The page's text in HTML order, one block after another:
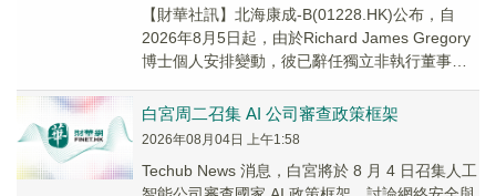
【財華社訊】北海康成-B(01228.HK)公布，自
2026年8月5日起，由於Richard James Gregory
博士個人安排變動，彼已辭任獨立非執行董事、
白宮周二召集 AI 公司審查政策框架
2026年08月04日 上午1:58
Techub News 消息，白宮將於 8 月 4 日召集人工